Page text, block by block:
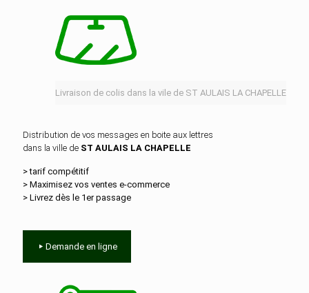
Livraison de colis dans la vile de ST AULAIS LA CHAPELLE
Distribution de vos messages en boite aux lettres
dans la ville de ST AULAIS LA CHAPELLE
> tarif compétitif
> Maximisez vos ventes e‑commerce
> Livrez dès le 1er passage
Demande en ligne